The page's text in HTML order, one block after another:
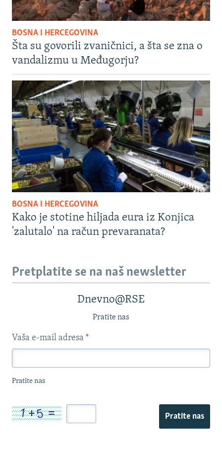
BOSNA I HERCEGOVINA
Šta su govorili zvaničnici, a šta se zna o
vandalizmu u Međugorju?
BOSNA I HERCEGOVINA
Kako je stotine hiljada eura iz Konjica
'zalutalo' na račun prevaranata?
Pretplatite se na naš newsletter
Dnevno@RSE
Pratite nas
Vaša e-mail adresa *
Pratite nas
Pratite nas